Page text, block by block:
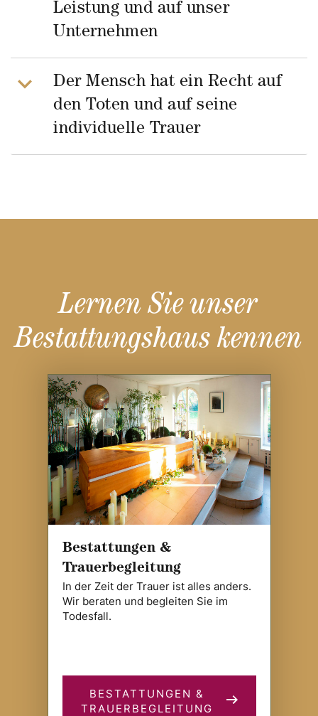
Leistung und auf unser
Unternehmen
Der Mensch hat ein Recht auf
den Toten und auf seine
individuelle Trauer
Lernen Sie unser
Bestattungshaus kennen
Bestattungen &
Trauerbegleitung
In der Zeit der Trauer ist alles anders.
Wir beraten und begleiten Sie im
Todesfall.
BESTATTUNGEN &
TRAUERBEGLEITUNG